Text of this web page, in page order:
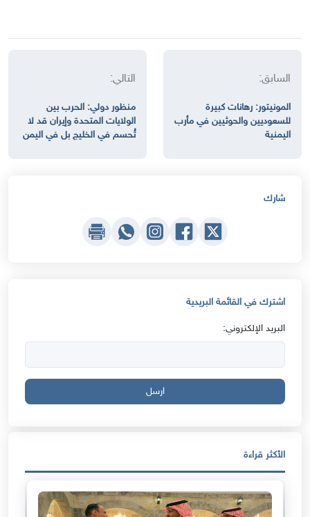
السابق:
المونيتور: رهانات كبيرة
للسعوديين والحوثيين في مأرب
اليمنية
التالي:
منظور دولي: الحرب بين
الولايات المتحدة وإيران قد لا
تُحسم في الخليج بل في اليمن
شارك
اشترك في القائمة البريدية
البريد الإلكتروني:
ارسل
الأكثر قراءة